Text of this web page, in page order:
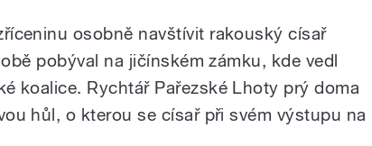
osobně navštívit rakouský císař
pobýval na jičínském zámku, kde vedl
koalice. Rychtář Pařezské Lhoty prý doma
hůl, o kterou se císař při svém výstupu na